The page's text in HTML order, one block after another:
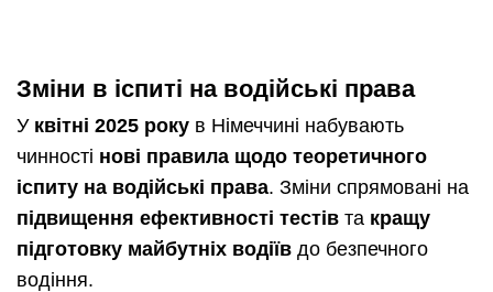
Зміни в іспиті на водійські права
У квітні 2025 року в Німеччині набувають
чинності нові правила щодо теоретичного
іспиту на водійські права. Зміни спрямовані на
підвищення ефективності тестів та кращу
підготовку майбутніх водіїв до безпечного
водіння.